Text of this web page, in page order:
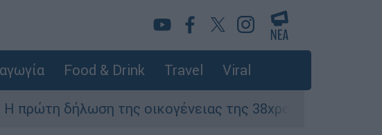
Food & Drink Travel Viral
της οικογένειας της 38χρονης Βρετανίδας που